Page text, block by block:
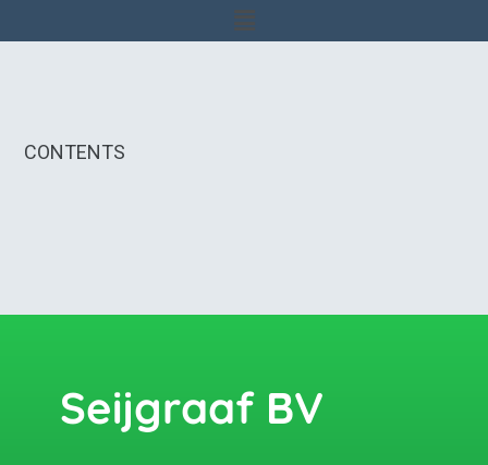
CONTENTS
Seijgraaf BV